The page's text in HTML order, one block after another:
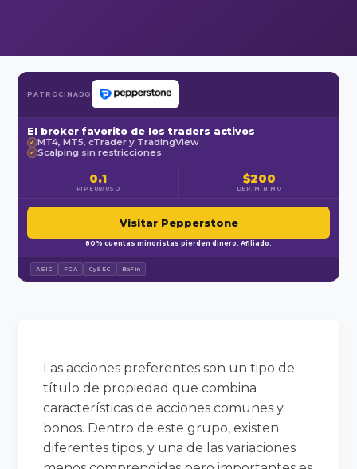
PATROCINADO
El broker favorito de los traders activos
✓ MT4, MT5, cTrader y TradingView
✓ Scalping sin restricciones
0.1
PIP EUR/USD
$200
DEP. MÍNIMO
Visitar Pepperstone
80% cuentas minoristas pierden dinero. Afiliado.
ASIC FCA CySEC BaFin
Las acciones preferentes son un tipo de
título de propiedad que combina
características de acciones comunes y
bonos. Dentro de este grupo, existen
diferentes tipos, y una de las variaciones